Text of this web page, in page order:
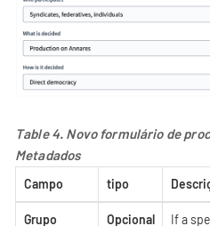
Table 4. Novo formulário de
Metadados
Campo tipo
Grupo
Opcional
If a